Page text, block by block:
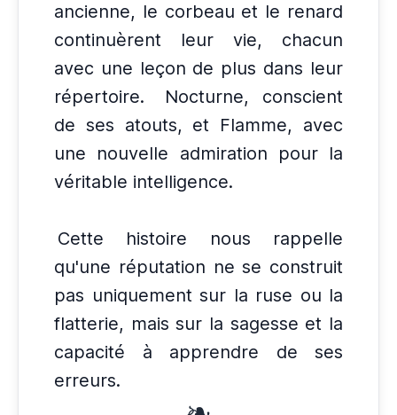
ancienne, le corbeau et le renard
continuèrent leur vie, chacun
avec une leçon de plus dans leur
répertoire.
Nocturne, conscient
de ses atouts, et Flamme, avec
une nouvelle admiration pour la
véritable intelligence.
Cette histoire nous rappelle
qu'une réputation ne se construit
pas uniquement sur la ruse ou la
flatterie, mais sur la sagesse et la
capacité à apprendre de ses
erreurs.